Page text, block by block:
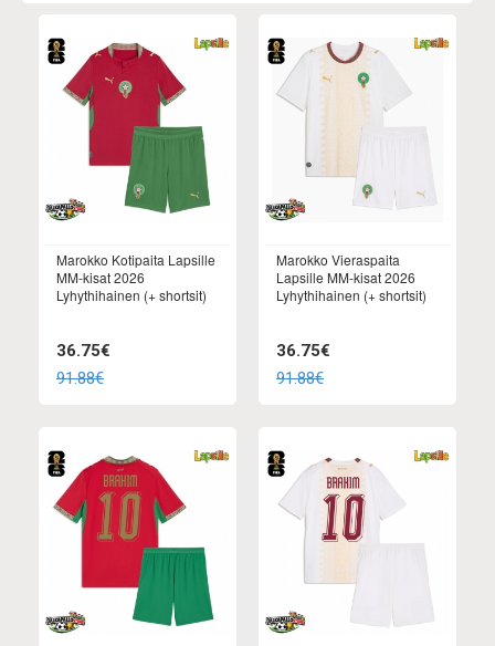
Marokko Kotipaita Lapsille
MM-kisat 2026
Lyhythihainen (+ shortsit)
36.75€
91.88€
Marokko Vieraspaita
Lapsille MM-kisat 2026
Lyhythihainen (+ shortsit)
36.75€
91.88€